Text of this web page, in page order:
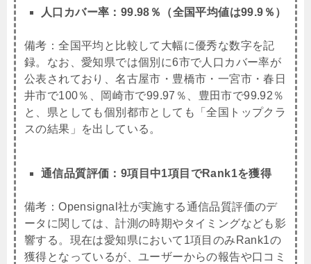
人口カバー率：99.98％（全国平均値は99.9％）
備考：全国平均と比較して大幅に優秀な数字を記
録。なお、愛知県では個別に6市で人口カバー率が
公表されており、名古屋市・豊橋市・一宮市・春日
井市で100％、岡崎市で99.97％、豊田市で99.92％
と、県としても個別都市としても「全国トップクラ
スの結果」を出している。
通信品質評価：9項目中1項目でRank1を獲得
備考：Opensignal社が実施する通信品質評価のデ
ータに関しては、計測の時期やタイミングなども影
響する。現在は愛知県において1項目のみRank1の
獲得となっているが、ユーザーからの報告や口コミ